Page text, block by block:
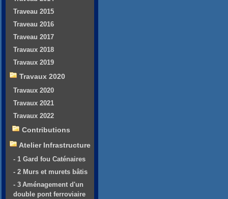
Traveau 2015
Traveau 2016
Traveau 2017
Travaux 2018
Travaux 2019
Travaux 2020
Travaux 2020
Travaux 2021
Travaux 2022
Contributions
Atelier Infrastructure
- 1 Gard fou Caténaires
- 2 Murs et murets bâtis
- 3 Aménagement d'un
double pont ferroviaire